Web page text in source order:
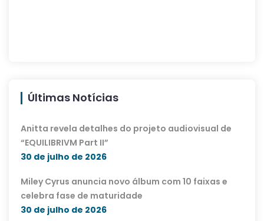
Últimas Notícias
Anitta revela detalhes do projeto audiovisual de
“EQUILIBRIVM Part II”
30 de julho de 2026
Miley Cyrus anuncia novo álbum com 10 faixas e
celebra fase de maturidade
30 de julho de 2026